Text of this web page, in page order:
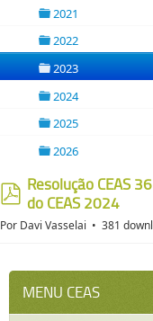
2021
folder
2022
folder
2023
2024
2025
2026
pdf
Resolução CEAS
do CEAS 2024
Por Davi Vasselai 381
MENU CEAS